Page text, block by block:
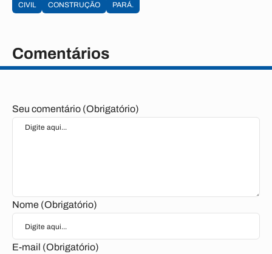
CIVIL CONSTRUÇÃO PARÁ.
Comentários
Seu comentário (Obrigatório)
Nome (Obrigatório)
E-mail (Obrigatório)